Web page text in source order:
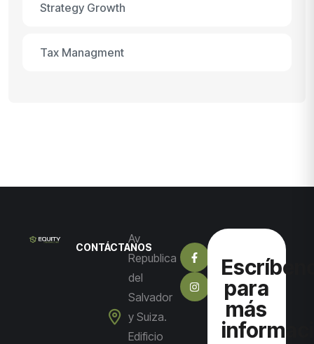
Strategy Growth
Tax Managment
CONTÁCTANOS
Av
Republica
del
Salvador
y Suiza.
Edificio
para
más